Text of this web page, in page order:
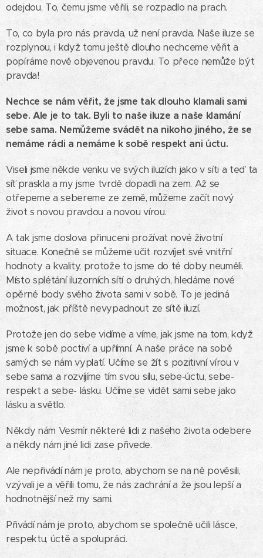
odejdou. To, čemu jsme věřili, se rozpadlo na prach.
To, co byla pro nás pravda, už není pravda. Naše iluze se
rozplynou, i když tomu ještě dlouho nechceme věřit a
popíráme nově objevenou pravdu. To přece nemůže být
pravda!
Nechce se nám věřit, že jsme tak dlouho klamali sami
sebe. Ale je to tak. Byli to naše iluze a naše klamání
sebe sama. Nemůžeme svádět na nikoho jiného, že se
nemáme rádi a nemáme k sobě respekt ani úctu.
Viseli jsme někde venku ve svých iluzích jako v síti a teď ta
síť praskla a my jsme tvrdě dopadli na zem. Až se
otřepeme a sebereme ze země, můžeme začít nový
život s novou pravdou a novou vírou.
A tak jsme doslova přinuceni prožívat nové životní
situace. Konečně se můžeme učit rozvíjet své vnitřní
hodnoty a kvality, protože to jsme do té doby neuměli.
Místo splétání iluzorních sítí o druhých, hledáme nové
opěrné body svého života sami v sobě. To je jediná
možnost, jak příště nevypadnout ze sítě iluzí.
Protože jen do sebe vidíme a víme, jak jsme na tom, když
jsme k sobě poctiví a upřímní. A naše práce na sobě
samých se nám vyplatí. Učíme se žít s pozitivní vírou v
sebe sama a rozvíjíme tím svou sílu, sebe-úctu, sebe-
respekt a sebe- lásku. Učíme se vidět sami sebe jako
lásku a světlo.
Někdy nám Vesmír některé lidi z našeho života odebere
a někdy nám jiné lidi zase přivede.
Ale nepřivádí nám je proto, abychom se na ně pověsili,
vzývali je a věřili tomu, že nás zachrání a že jsou lepší a
hodnotnější než my sami.
Přivádí nám je proto, abychom se společně učili lásce,
respektu, úctě a spolupráci.